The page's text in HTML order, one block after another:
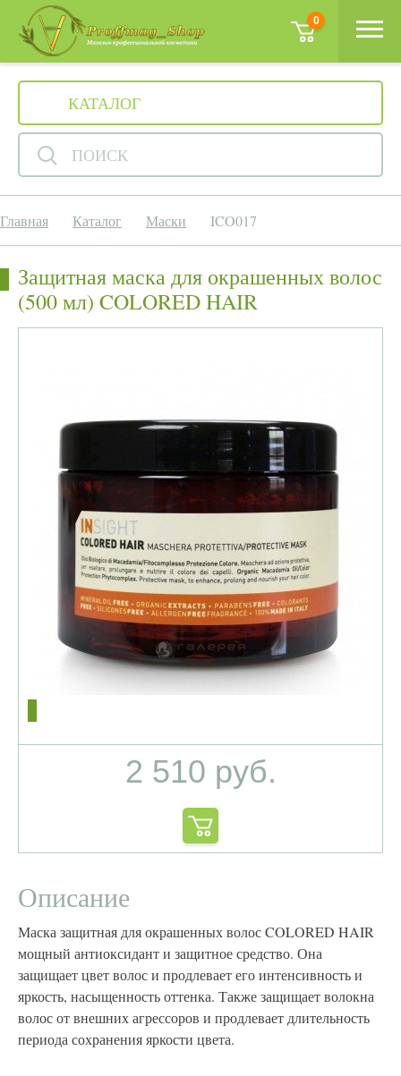
0
КАТАЛОГ
ПОИСК
Главная Каталог Маски ICO017
Защитная маска для окрашенных волос
(500 мл) COLORED HAIR
2 510 руб.
Описание
Маска защитная для окрашенных волос COLORED HAIR
мощный антиоксидант и защитное средство. Она
защищает цвет волос и продлевает его интенсивность и
яркость, насыщенность оттенка. Также защищает волокна
волос от внешних агрессоров и продлевает длительность
периода сохранения яркости цвета.